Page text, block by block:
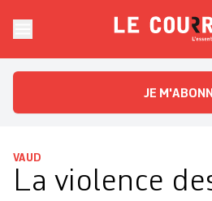
Le
JE
VAUD
La violence